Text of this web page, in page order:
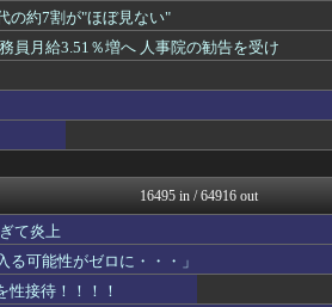
ひま速(°∀°) -暇つぶ...
なんJクエスト
なんJ PRIDE
る...
ぴこ速(〃'∇'〃)？
なんじぇいスタジアム＠なん...
mashlife通信
ネギ速
つけ...
キニ速
坂道情報通～乃木坂46まと...
断っ...
の約7割が"ほぼ見ない"
員月給3.51％増へ 人事院の勧告を受け
16495 in / 64916 out
て炎上
可能性がゼロに・・・」
性接待！！！！